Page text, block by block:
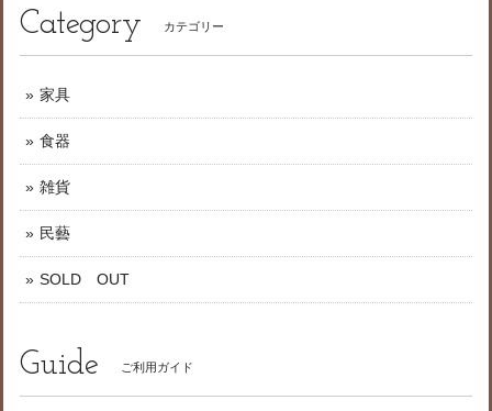
Category カテゴリー
家具
食器
雑貨
民藝
SOLD OUT
Guide ご利用ガイド